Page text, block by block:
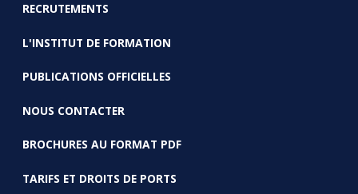
FOOTER
RECRUTEMENTS
L'INSTITUT DE FORMATION
PUBLICATIONS OFFICIELLES
NOUS CONTACTER
BROCHURES AU FORMAT PDF
TARIFS ET DROITS DE PORTS